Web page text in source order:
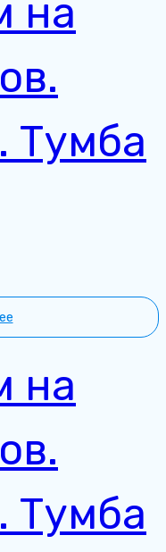
на
Тумба
на
Тумба